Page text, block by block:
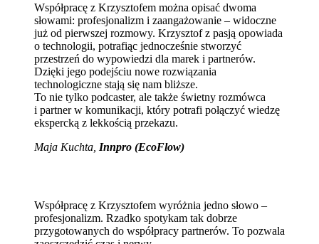
Współpracę z Krzysztofem można opisać dwoma
słowami: profesjonalizm i zaangażowanie – widoczne
już od pierwszej rozmowy. Krzysztof z pasją opowiada
o technologii, potrafiąc jednocześnie stworzyć
przestrzeń do wypowiedzi dla marek i partnerów.
Dzięki jego podejściu nowe rozwiązania
technologiczne stają się nam bliższe.
To nie tylko podcaster, ale także świetny rozmówca
i partner w komunikacji, który potrafi połączyć wiedzę
ekspercką z lekkością przekazu.
Maja Kuchta Innpro (EcoFlow)
Współpracę z Krzysztofem wyróżnia jedno słowo –
profesjonalizm. Rzadko spotykam tak dobrze
przygotowanych do współpracy partnerów. To pozwala